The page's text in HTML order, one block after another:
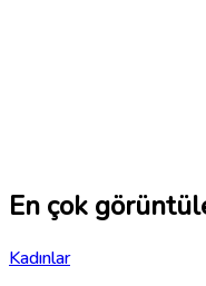
En çok
Kadınlar